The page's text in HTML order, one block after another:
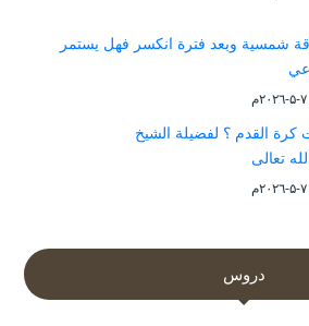
شمسية وبعد فترة انكسر فهل يستمر
القدم ؟ لفضيلة الشيخ
تعالى
دروس